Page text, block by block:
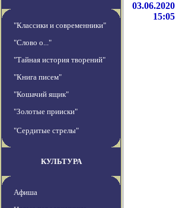
"Классики и современники"
"Слово о..."
"Тайная история творений"
"Книга писем"
"Кошачий ящик"
"Золотые прииски"
"Сердитые стрелы"
КУЛЬТУРА
Афиша
03.06.2020
15:05